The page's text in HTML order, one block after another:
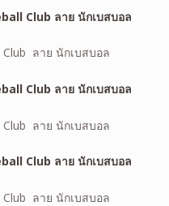
Club ลาย นักเบสบอล
Club ลาย นักเบสบอล
Club ลาย นักเบสบอล